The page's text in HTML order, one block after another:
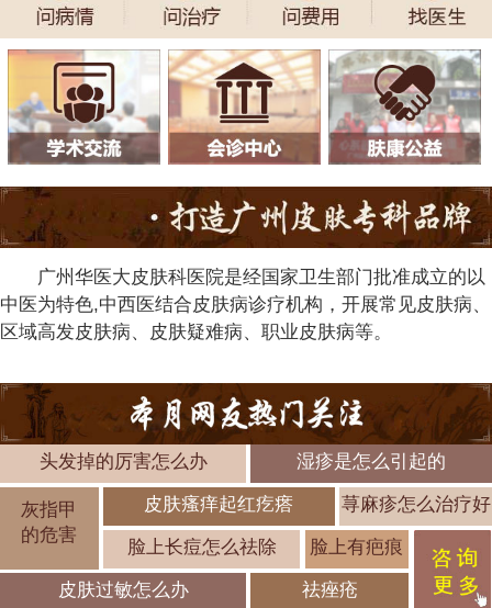
广州华医大皮肤科医院是经国家卫生部门批准成立的以
中医为特色,中西医结合皮肤病诊疗机构，开展常见皮肤病、
区域高发皮肤病、皮肤疑难病、职业皮肤病等。
头发掉的厉害怎么办 湿疹是怎么引起的
灰指甲
的危害
皮肤瘙痒起红疙瘩 荨麻疹怎么治疗好
脸上长痘怎么祛除 脸上有疤痕
皮肤过敏怎么办 祛痤疮